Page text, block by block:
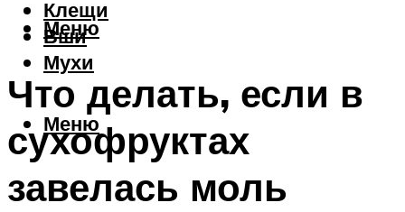
Клещи
Вши
Мухи
Меню
Меню
Что делать, если в
сухофруктах
завелась моль